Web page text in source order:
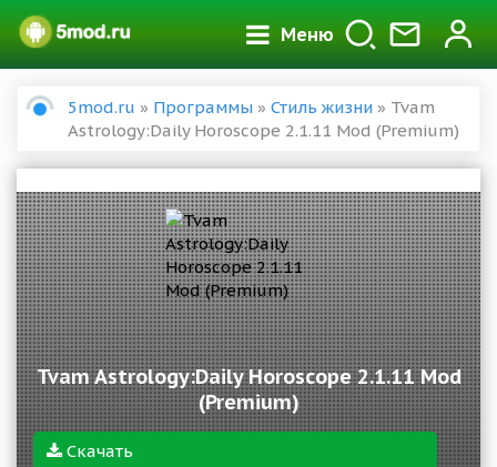
Меню
5mod.ru » Программы » Стиль жизни » Tvam
Astrology:Daily Horoscope 2.1.11 Mod (Premium)
Tvam Astrology:Daily Horoscope 2.1.11 Mod
(Premium)
Скачать